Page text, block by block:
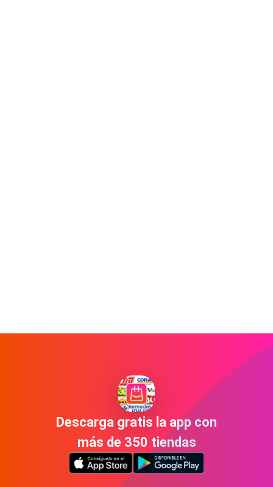
Descarga gratis la app con
más de 350 tiendas